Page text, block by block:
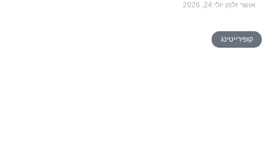
אושר זלמן יולי 24, 2026
קופירייטינג